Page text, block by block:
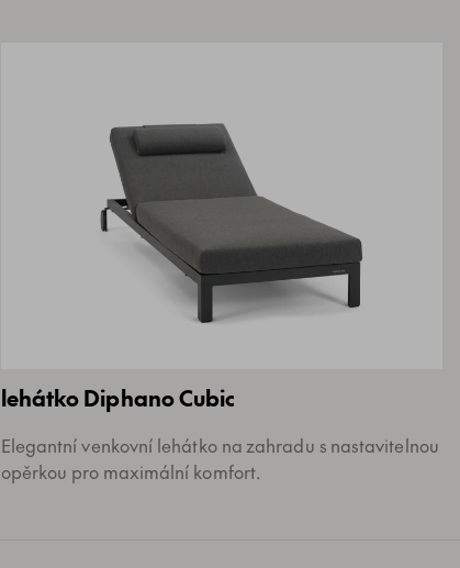
lehátko Diphano Cubic
Elegantní venkovní lehátko na zahradu s nastavitelnou
opěrkou pro maximální komfort.